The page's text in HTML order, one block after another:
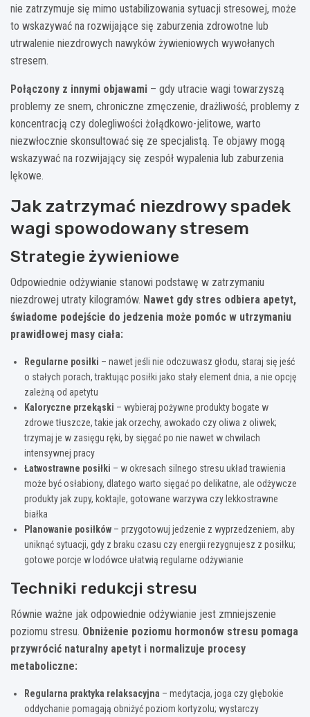
nie zatrzymuje się mimo ustabilizowania sytuacji stresowej, może
to wskazywać na rozwijające się zaburzenia zdrowotne lub
utrwalenie niezdrowych nawyków żywieniowych wywołanych
stresem.
Połączony z innymi objawami – gdy utracie wagi towarzyszą
problemy ze snem, chroniczne zmęczenie, drażliwość, problemy z
koncentracją czy dolegliwości żołądkowo-jelitowe, warto
niezwłocznie skonsultować się ze specjalistą. Te objawy mogą
wskazywać na rozwijający się zespół wypalenia lub zaburzenia
lękowe.
Jak zatrzymać niezdrowy spadek
wagi spowodowany stresem
Strategie żywieniowe
Odpowiednie odżywianie stanowi podstawę w zatrzymaniu
niezdrowej utraty kilogramów. Nawet gdy stres odbiera apetyt,
świadome podejście do jedzenia może pomóc w utrzymaniu
prawidłowej masy ciała:
Regularne posiłki – nawet jeśli nie odczuwasz głodu, staraj się jeść
o stałych porach, traktując posiłki jako stały element dnia, a nie opcję
zależną od apetytu
Kaloryczne przekąski – wybieraj pożywne produkty bogate w
zdrowe tłuszcze, takie jak orzechy, awokado czy oliwa z oliwek;
trzymaj je w zasięgu ręki, by sięgać po nie nawet w chwilach
intensywnej pracy
Łatwostrawne posiłki – w okresach silnego stresu układ trawienia
może być osłabiony, dlatego warto sięgać po delikatne, ale odżywcze
produkty jak zupy, koktajle, gotowane warzywa czy lekkostrawne
białka
Planowanie posiłków – przygotowuj jedzenie z wyprzedzeniem, aby
uniknąć sytuacji, gdy z braku czasu czy energii rezygnujesz z posiłku;
gotowe porcje w lodówce ułatwią regularne odżywianie
Techniki redukcji stresu
Równie ważne jak odpowiednie odżywianie jest zmniejszenie
poziomu stresu. Obniżenie poziomu hormonów stresu pomaga
przywrócić naturalny apetyt i normalizuje procesy
metaboliczne:
Regularna praktyka relaksacyjna – medytacja, joga czy głębokie
oddychanie pomagają obniżyć poziom kortyzolu; wystarczy